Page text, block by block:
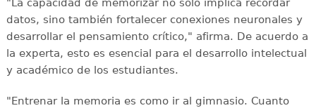
"La capacidad de memorizar no solo implica recordar
datos, sino también fortalecer conexiones neuronales y
desarrollar el pensamiento crítico," afirma. De acuerdo a
la experta, esto es esencial para el desarrollo intelectual
y académico de los estudiantes.
"Entrenar la memoria es como ir al gimnasio. Cuanto